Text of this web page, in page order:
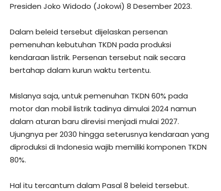
Presiden Joko Widodo (Jokowi) 8 Desember 2023.
Dalam beleid tersebut dijelaskan persenan
pemenuhan kebutuhan TKDN pada produksi
kendaraan listrik. Persenan tersebut naik secara
bertahap dalam kurun waktu tertentu.
Mislanya saja, untuk pemenuhan TKDN 60% pada
motor dan mobil listrik tadinya dimulai 2024 namun
dalam aturan baru direvisi menjadi mulai 2027.
Ujungnya per 2030 hingga seterusnya kendaraan yang
diproduksi di Indonesia wajib memiliki komponen TKDN
80%.
Hal itu tercantum dalam Pasal 8 beleid tersebut.